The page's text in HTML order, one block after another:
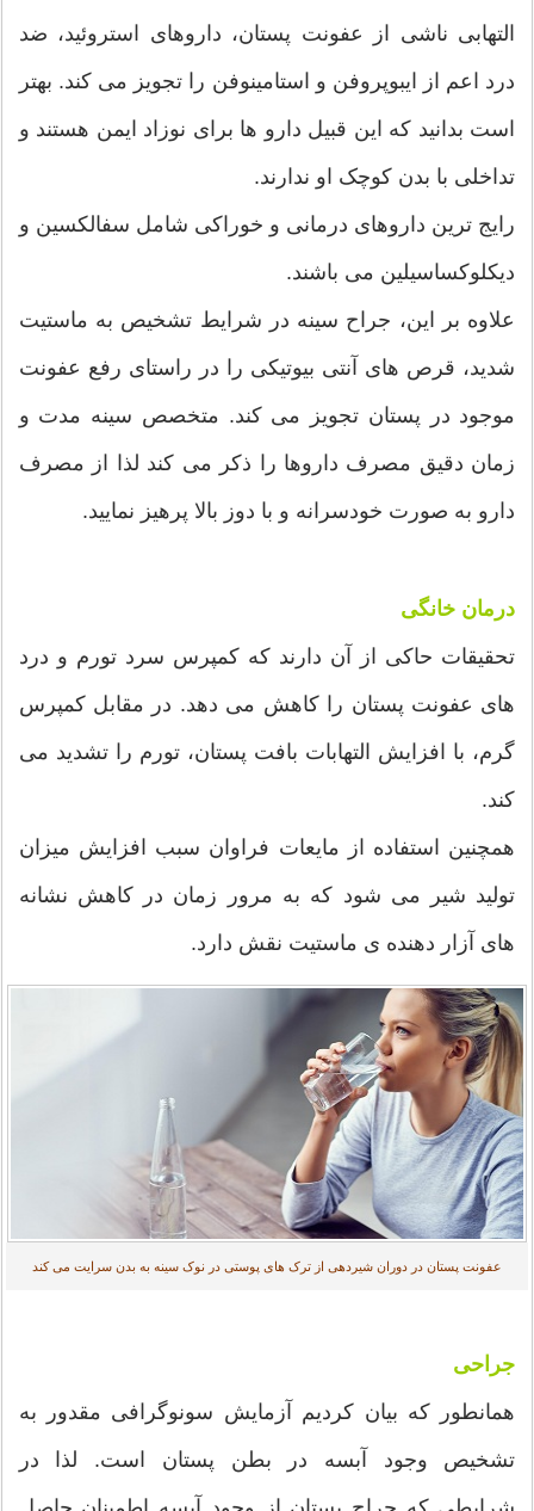
التهابی ناشی از عفونت پستان، داروهای استروئید، ضد
درد اعم از ایبوپروفن و استامینوفن را تجویز می کند. بهتر
است بدانید که این قبیل دارو ها برای نوزاد ایمن هستند و
تداخلی با بدن کوچک او ندارند.
رایج ترین داروهای درمانی و خوراکی شامل سفالکسین و
دیکلوکساسیلین می باشند.
علاوه بر این، جراح سینه در شرایط تشخیص به ماستیت
شدید، قرص های آنتی بیوتیکی را در راستای رفع عفونت
موجود در پستان تجویز می کند. متخصص سینه مدت و
زمان دقیق مصرف داروها را ذکر می کند لذا از مصرف
دارو به صورت خودسرانه و با دوز بالا پرهیز نمایید.
درمان خانگی
تحقیقات حاکی از آن دارند که کمپرس سرد تورم و درد
های عفونت پستان را کاهش می دهد. در مقابل کمپرس
گرم، با افزایش التهابات بافت پستان، تورم را تشدید می
کند.
همچنین استفاده از مایعات فراوان سبب افزایش میزان
تولید شیر می شود که به مرور زمان در کاهش نشانه
های آزار دهنده ی ماستیت نقش دارد.
عفونت پستان در دوران شیردهی از ترک های پوستی در نوک سینه به بدن سرایت می کند
جراحی
همانطور که بیان کردیم آزمایش سونوگرافی مقدور به
تشخیص وجود آبسه در بطن پستان است. لذا در